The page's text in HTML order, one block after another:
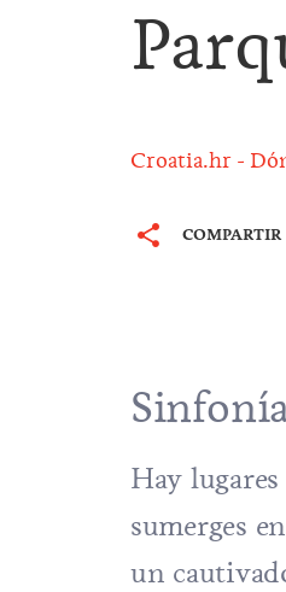
Croatia.hr
COMPARTIR
Hay
sumerges
un